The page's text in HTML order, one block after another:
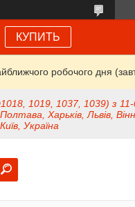
КУПИТЬ
робочого дня
1019, 1037, 1039) з
Харьків, Львів,
Україна